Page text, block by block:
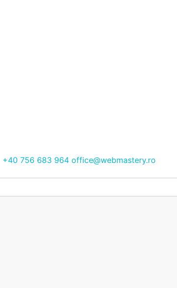
+40 756 683 964 office@webmastery.ro